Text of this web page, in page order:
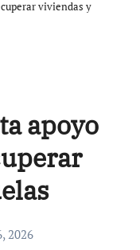
viviendas y
apoyo
2026